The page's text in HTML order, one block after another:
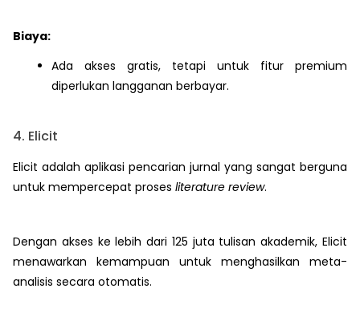
Biaya:
Ada akses gratis, tetapi untuk fitur premium
diperlukan langganan berbayar.
4. Elicit
Elicit adalah aplikasi pencarian jurnal yang sangat berguna
untuk mempercepat proses literature review.
Dengan akses ke lebih dari 125 juta tulisan akademik, Elicit
menawarkan kemampuan untuk menghasilkan meta-
analisis secara otomatis.